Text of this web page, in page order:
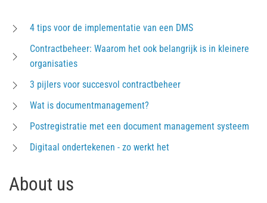
4 tips voor de implementatie van een DMS
Contractbeheer: Waarom het ook belangrijk is in kleinere
organisaties
3 pijlers voor succesvol contractbeheer
Wat is documentmanagement?
Postregistratie met een document management systeem
Digitaal ondertekenen - zo werkt het
About us